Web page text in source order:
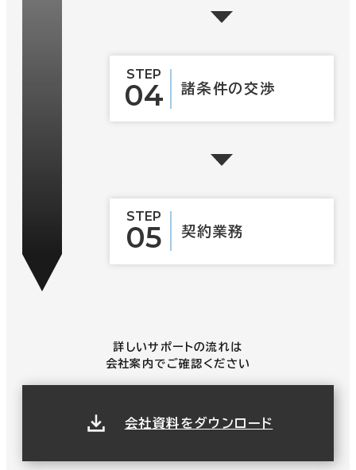
STEP
04 諸条件の 交渉
STEP
05 契約業務
詳しいサポートの流れは
会社案内でご確認ください
会社資料をダウンロード